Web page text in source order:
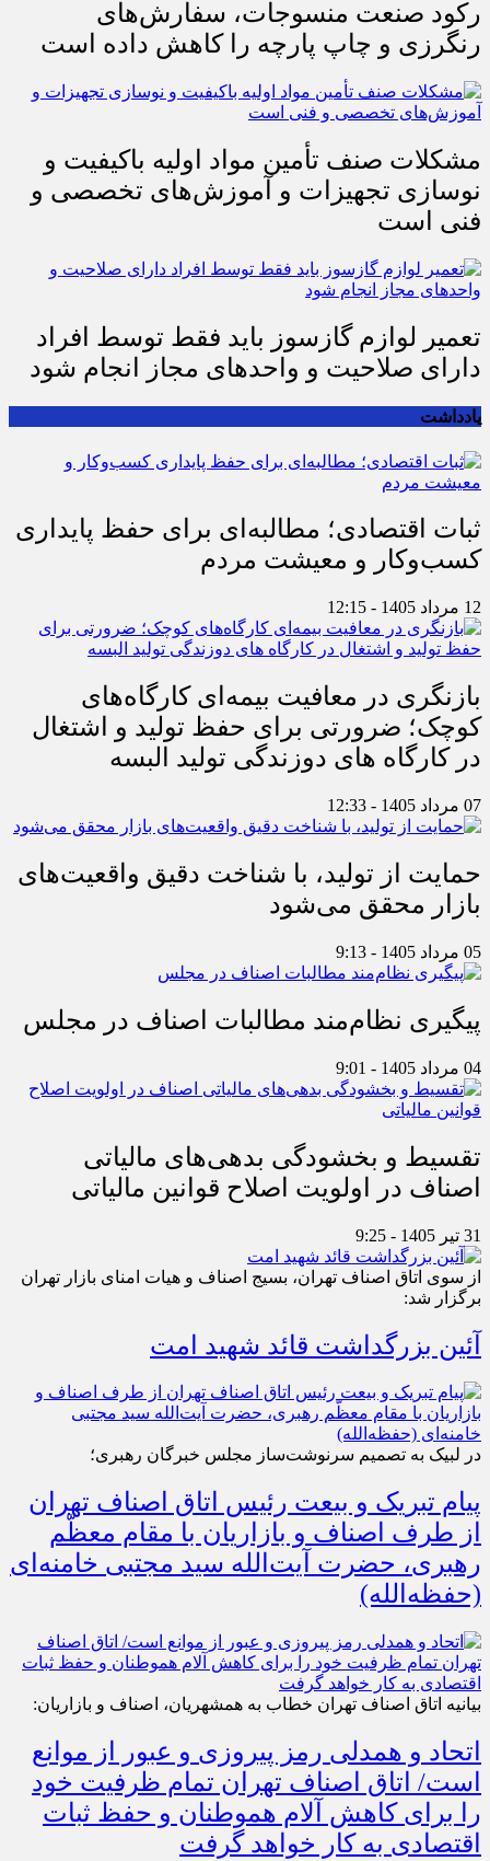
رکود صنعت منسوجات، سفارش‌های
رنگرزی و چاپ پارچه را کاهش داده است
مشکلات صنف تأمین مواد اولیه باکیفیت و
نوسازی تجهیزات و آموزش‌های تخصصی و
فنی است
تعمیر لوازم گازسوز باید فقط توسط افراد
دارای صلاحیت و واحدهای مجاز انجام شود
یادداشت
ثبات اقتصادی؛ مطالبه‌ای برای حفظ پایداری
کسب‌وکار و معیشت مردم
12 مرداد 1405 - 12:15
بازنگری در معافیت بیمه‌ای کارگاه‌های
کوچک؛ ضرورتی برای حفظ تولید و اشتغال
در کارگاه های دوزندگی تولید البسه
07 مرداد 1405 - 12:33
حمایت از تولید، با شناخت دقیق واقعیت‌های
بازار محقق می‌شود
05 مرداد 1405 - 9:13
پیگیری نظام‌مند مطالبات اصناف در مجلس
04 مرداد 1405 - 9:01
تقسیط و بخشودگی بدهی‌های مالیاتی
اصناف در اولویت اصلاح قوانین مالیاتی
31 تیر 1405 - 9:25
از سوی اتاق اصناف تهران، بسیج اصناف و هیات امنای بازار تهران
برگزار شد:
آئین بزرگداشت قائد شهید امت
در لبیک به تصمیم سرنوشت‌ساز مجلس خبرگان رهبری؛
پیام تبریک و بیعت رئیس اتاق اصناف تهران
از طرف اصناف و بازاریان با مقام معظّم
رهبری، حضرت آیت‌الله سید مجتبی خامنه‌ای
(حفظه‌الله)
بیانیه اتاق اصناف تهران خطاب به همشهریان، اصناف و بازاریان:
اتحاد و همدلی رمز پیروزی و عبور از موانع
است/ اتاق اصناف تهران تمام ظرفیت خود
را برای کاهش آلام هموطنان و حفظ ثبات
اقتصادی به کار خواهد گرفت